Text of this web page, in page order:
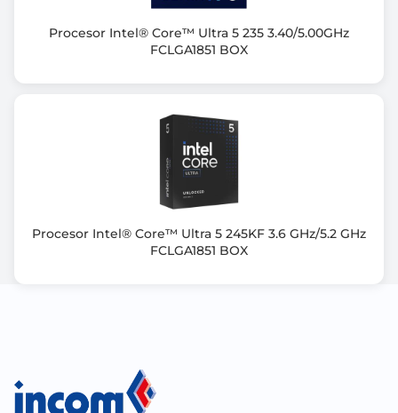
Procesor Intel® Core™ Ultra 5 235 3.40/5.00GHz
FCLGA1851 BOX
Procesor Intel® Core™ Ultra 5 245KF 3.6 GHz/5.2 GHz
FCLGA1851 BOX